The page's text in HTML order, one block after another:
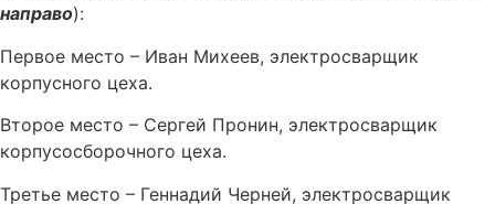
направо):
Первое место – Иван Михеев, электросварщик
корпусного цеха.
Второе место – Сергей Пронин, электросварщик
корпусосборочного цеха.
Третье место – Геннадий Черней, электросварщик